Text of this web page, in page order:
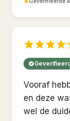
Vooraf
en deze
wel de